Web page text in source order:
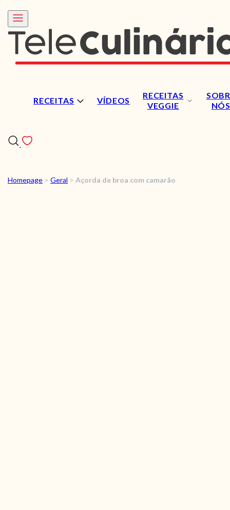
RECEITAS VÍDEOS
RECEITAS
VEGGIE
NÓS
RECEITAS
Homepage > Geral > Açorda de broa com camarão